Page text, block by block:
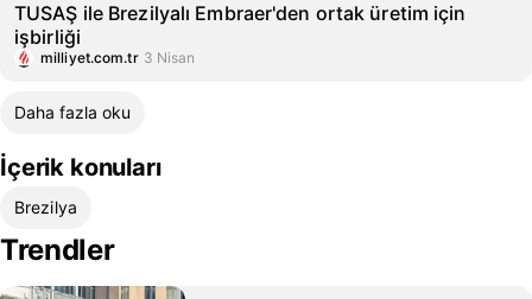
TUSAŞ ile Brezilyalı Embraer'den ortak üretim için
işbirliği
milliyet.com.tr 3 Nisan
Daha fazla oku
İçerik konuları
Brezilya
Trendler